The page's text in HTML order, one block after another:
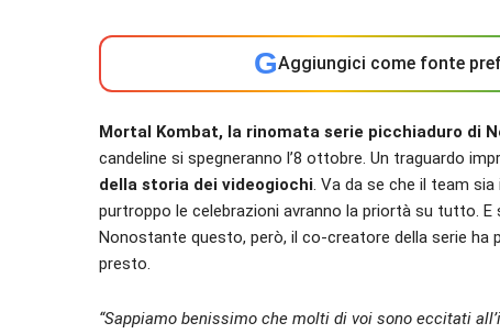
GAggiungici come fonte
Mortal Kombat, la rinomata serie picchiaduro di
candeline si spegneranno l’8 ottobre. Un traguardo
della storia dei videogiochi. Va da se che il team
purtroppo le celebrazioni avranno la priortà su tutto. E
Nonostante questo, però, il co-creatore della serie
presto.
“Sappiamo benissimo che molti di voi sono eccitati